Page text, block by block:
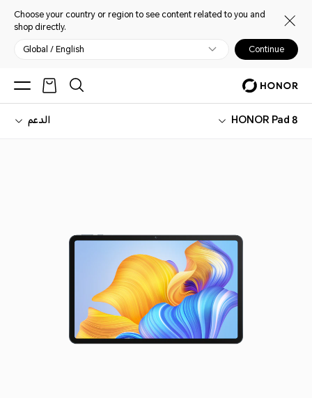
Choose your country or region to see content related to you and
shop directly.
Global / English Continue
HONOR Pad 8 الدعم